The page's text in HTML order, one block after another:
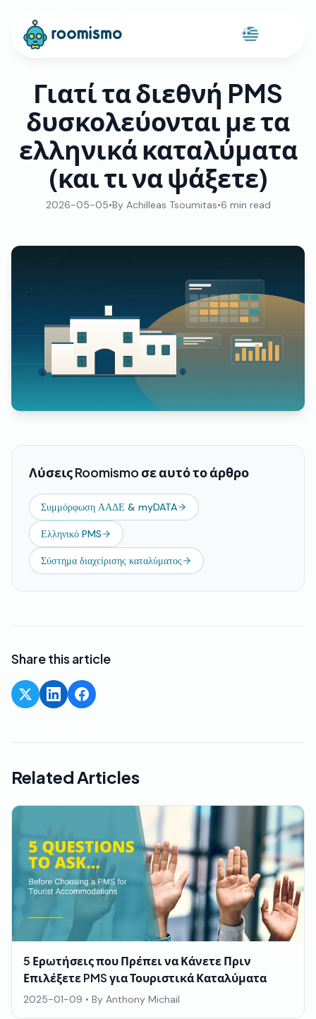
Γιατί τα διεθνή PMS
δυσκολεύονται με τα
ελληνικά καταλύματα
(και τι να ψάξετε)
2026-05-05•By Achilleas Tsoumitas•6 min read
Λύσεις Roomismo σε αυτό το άρθρο
Συμμόρφωση ΑΑΔΕ & myDATA
Ελληνικό PMS
Σύστημα διαχείρισης καταλύματος
Share this article
Related Articles
5 Ερωτήσεις που Πρέπει να Κάνετε Πριν
Επιλέξετε PMS για Τουριστικά Καταλύματα
2025-01-09 • By Anthony Michail